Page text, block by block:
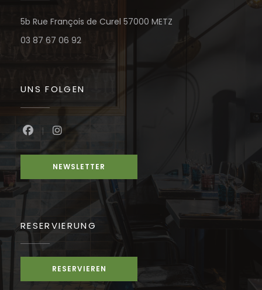
5b Rue François de Curel 57000 METZ
03 87 67 06 92
UNS FOLGEN
Facebook ((öffnet ein neues Fenster))
Instagram ((öffnet ein neues Fenster))
NEWSLETTER
RESERVIERUNG
RESERVIEREN